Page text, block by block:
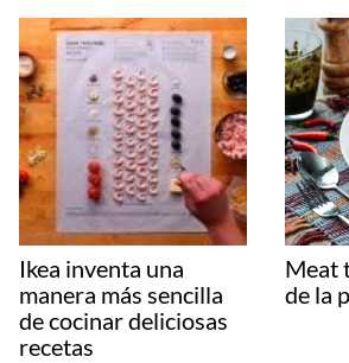
Ikea inventa una
manera más sencilla
de cocinar deliciosas
recetas
Meat
de la